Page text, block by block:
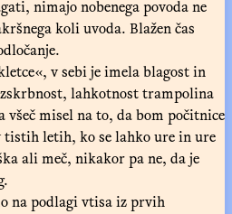
nimajo nobenega povoda ne
koli uvoda. Blažen čas
v sebi je imela blagost in
lahkotnost trampolina
misel na to, da bom počitnice
tistih letih, ko se lahko ure in ure
ali meč, nikakor pa ne, da je
na podlagi vtisa iz prvih